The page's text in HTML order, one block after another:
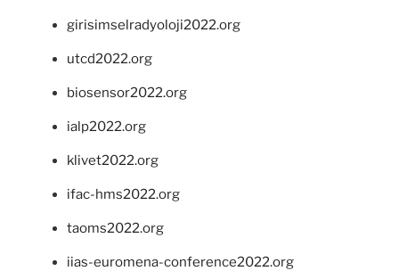
girisimselradyoloji2022.org
utcd2022.org
biosensor2022.org
ialp2022.org
klivet2022.org
ifac-hms2022.org
taoms2022.org
iias-euromena-conference2022.org